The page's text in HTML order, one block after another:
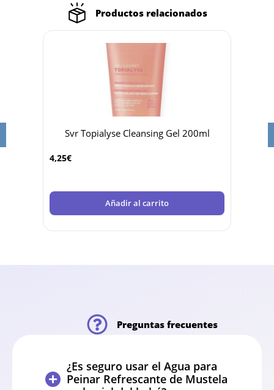
Productos relacionados
Svr Topialyse Cleansing Gel 200ml
4,25€
Añadir al carrito
Preguntas frecuentes
¿Es seguro usar el Agua para
Peinar Refrescante de Mustela